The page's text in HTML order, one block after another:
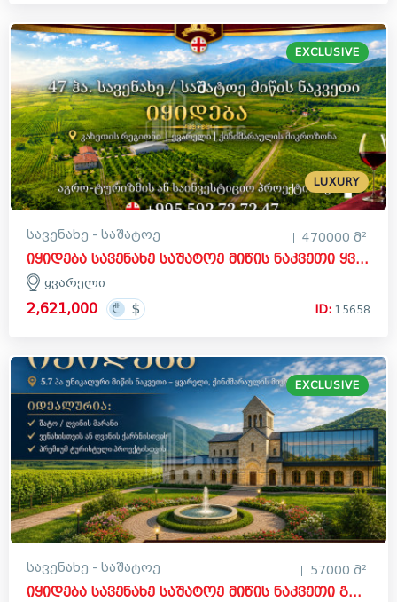
LUXURY
EXCLUSIVE
სავენახე - საშატოე 470000 მ²
იყიდება სავენახე საშატოე მიწის ნაკვეთი ყვარელში
ყვარელი
2,621,000 ID: 15658
EXCLUSIVE
სავენახე - საშატოე 57000 მ²
იყიდება სავენახე საშატოე მიწის ნაკვეთი გრემში, ყვარელი